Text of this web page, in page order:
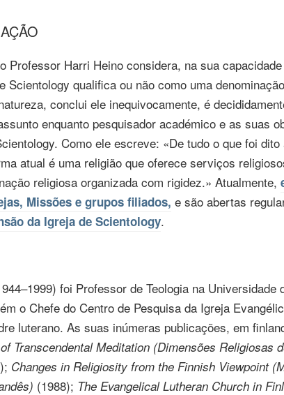
o Professor Harri Heino considera, na sua
Scientology qualifica ou não como uma
conclui ele inequivocamente, é
enquanto pesquisador académico e as suas
Como ele escreve: «De tudo o que foi
atual é uma religião que oferece serviços
religiosa organizada com rigidez.» Atualmente,
Missões e grupos filiados, e são abertas
da Igreja de Scientology.
foi Professor de Teologia na Universidade
o Chefe do Centro de Pesquisa da Igreja
luterano. As suas inúmeras publicações, em
Transcendental Meditation (Dimensões Religiosas
Changes in Religiosity from the Finnish Viewpoint
(1988); The Evangelical Lutheran Church in